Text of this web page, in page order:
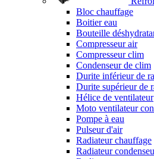
Bloc chauffage
Boitier eau
Bouteille
Compresseur air
Compresseur clim
Condenseur de clim
Durite inférieur de
Durite supérieur de
Hélice de ventilateur
Moto ventilateur
Pompe à eau
Pulseur d'air
Radiateur chauffage
Radiateur